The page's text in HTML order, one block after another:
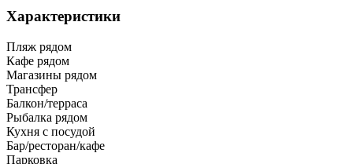
Характеристики
Пляж рядом
Кафе рядом
Магазины рядом
Трансфер
Балкон/терраса
Рыбалка рядом
Кухня с посудой
Бар/ресторан/кафе
Парковка